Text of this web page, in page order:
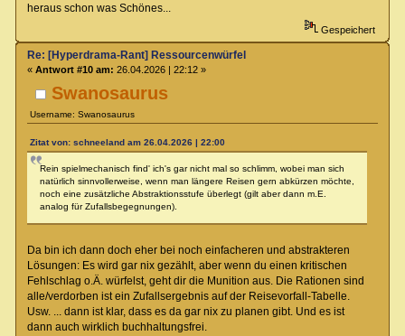
heraus schon was Schönes...
Gespeichert
Swanosaurus
Username: Swanosaurus
Re: [Hyperdrama-Rant] Ressourcenwürfel
« Antwort #10 am: 26.04.2026 | 22:12 »
Zitat von: schneeland am 26.04.2026 | 22:00
Rein spielmechanisch find' ich's gar nicht mal so schlimm, wobei man sich
natürlich sinnvollerweise, wenn man längere Reisen gern abkürzen möchte,
noch eine zusätzliche Abstraktionsstufe überlegt (gilt aber dann m.E.
analog für Zufallsbegegnungen).
Da bin ich dann doch eher bei noch einfacheren und abstrakteren
Lösungen: Es wird gar nix gezählt, aber wenn du einen kritischen
Fehlschlag o.Ä. würfelst, geht dir die Munition aus. Die Rationen sind
alle/verdorben ist ein Zufallsergebnis auf der Reisevorfall-Tabelle.
Usw. ... dann ist klar, dass es da gar nix zu planen gibt. Und es ist
dann auch wirklich buchhaltungsfrei.